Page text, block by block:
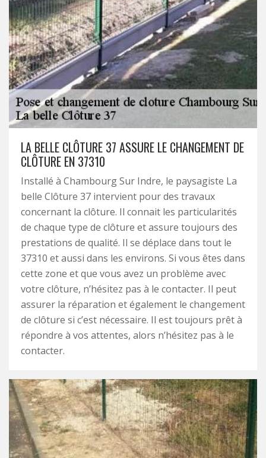
LA BELLE CLÔTURE 37 ASSURE LE CHANGEMENT DE
CLÔTURE EN 37310
Installé à Chambourg Sur Indre, le paysagiste La
belle Clôture 37 intervient pour des travaux
concernant la clôture. Il connait les particularités
de chaque type de clôture et assure toujours des
prestations de qualité. Il se déplace dans tout le
37310 et aussi dans les environs. Si vous êtes dans
cette zone et que vous avez un problème avec
votre clôture, n’hésitez pas à le contacter. Il peut
assurer la réparation et également le changement
de clôture si c’est nécessaire. Il est toujours prêt à
répondre à vos attentes, alors n’hésitez pas à le
contacter.